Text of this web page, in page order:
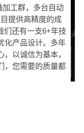
工群，多台自动
提供高精度的成
们还有一支6+年技
化产品设计。多年
以诚信为基本，
，您需要的质量都